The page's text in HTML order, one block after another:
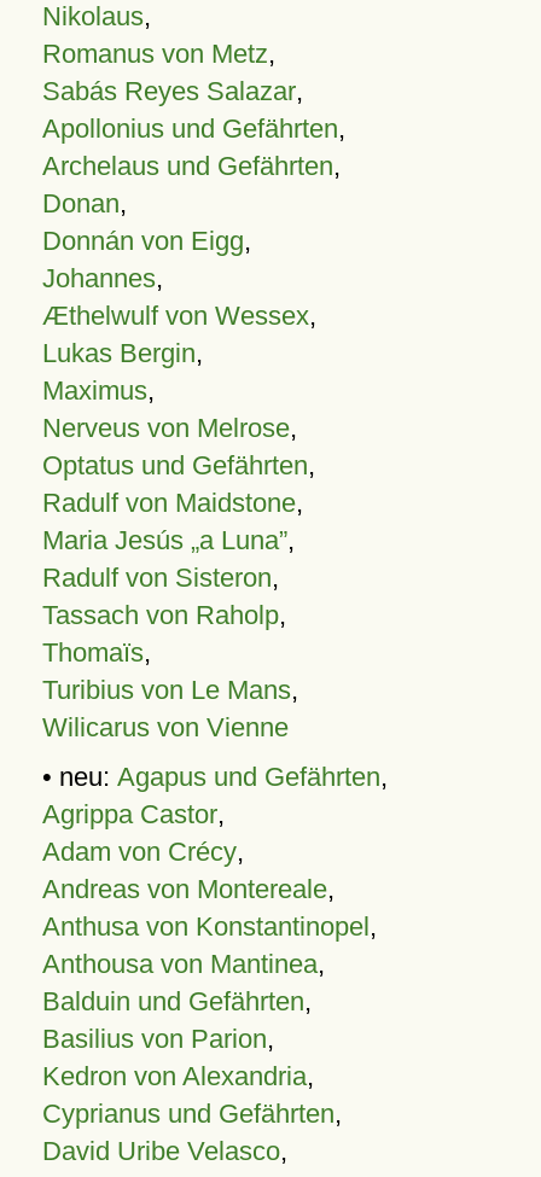
Nikolaus,
Romanus von Metz,
Sabás Reyes Salazar,
Apollonius und Gefährten,
Archelaus und Gefährten,
Donan,
Donnán von Eigg,
Johannes,
Æthelwulf von Wessex,
Lukas Bergin,
Maximus,
Nerveus von Melrose,
Optatus und Gefährten,
Radulf von Maidstone,
Maria Jesús „a Luna”,
Radulf von Sisteron,
Tassach von Raholp,
Thomaïs,
Turibius von Le Mans,
Wilicarus von Vienne
• neu: Agapus und Gefährten,
Agrippa Castor,
Adam von Crécy,
Andreas von Montereale,
Anthusa von Konstantinopel,
Anthousa von Mantinea,
Balduin und Gefährten,
Basilius von Parion,
Kedron von Alexandria,
Cyprianus und Gefährten,
David Uribe Velasco,